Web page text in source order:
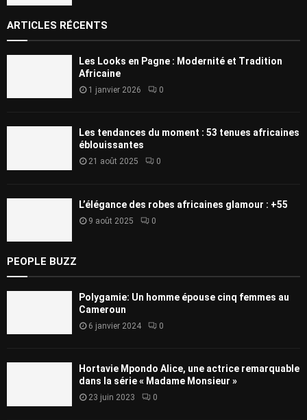
ARTICLES RÉCENTS
Les Looks en Pagne : Modernité et Tradition
Africaine
1 janvier 2026 0
Les tendances du moment : 53 tenues africaines
éblouissantes
21 août 2025 0
L’élégance des robes africaines glamour : +55
9 août 2025 0
PEOPLE BUZZ
Polygamie: Un homme épouse cinq femmes au
Cameroun
6 janvier 2024 0
Hortavie Mpondo Alice, une actrice remarquable
dans la série « Madame Monsieur »
23 juin 2023 0